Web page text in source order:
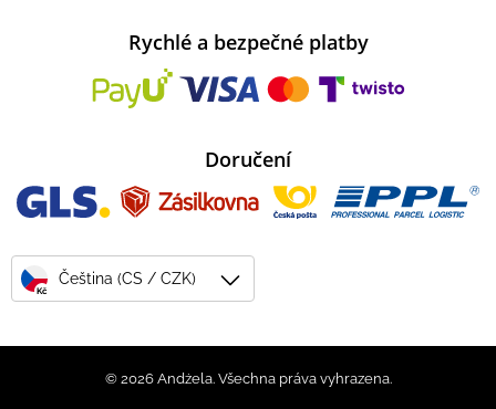
Rychlé a bezpečné platby
Doručení
Kč
Čeština (CS / CZK)
© 2026 Andżela. Všechna práva vyhrazena.